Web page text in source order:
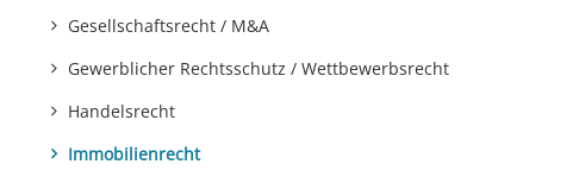
Gesellschaftsrecht / M&A
Gewerblicher Rechtsschutz / Wettbewerbsrecht
Handelsrecht
Immobilienrecht